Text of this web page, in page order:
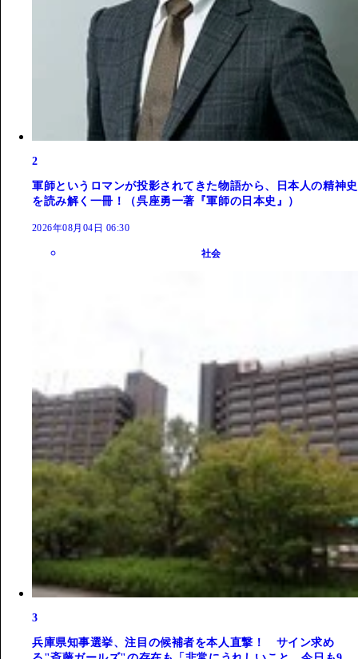
2
軍師というロマンが投影されてきた物語から、日本人の精神史
を読み解く一冊！（呉座勇一著『軍師の日本史』）
2026年08月04日 06:30
社会
3
兵庫県知事選挙、注目の候補者を本人直撃！ サイン求め